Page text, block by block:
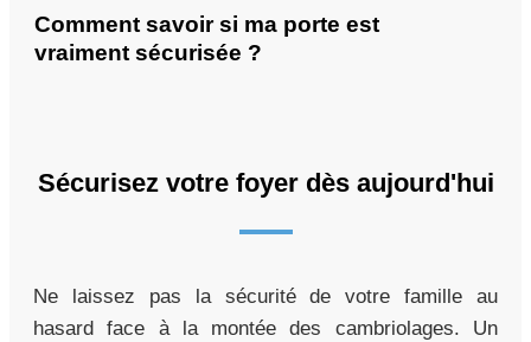
Comment savoir si ma porte est
vraiment sécurisée ?
Sécurisez votre foyer dès aujourd'hui
Ne laissez pas la sécurité de votre famille au
hasard face à la montée des cambriolages. Un